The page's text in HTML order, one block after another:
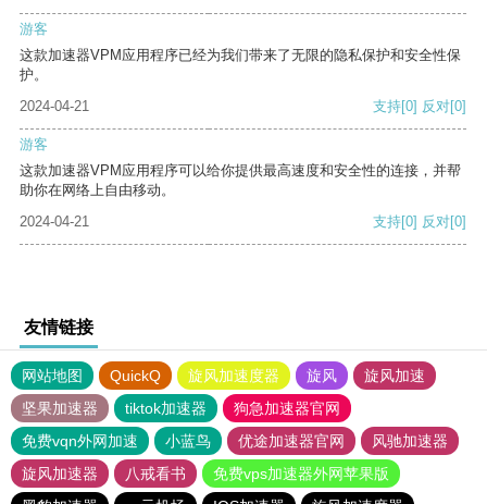
游客
这款加速器VPM应用程序已经为我们带来了无限的隐私保护和安全性保
护。
2024-04-21
支持[0] 反对[0]
游客
这款加速器VPM应用程序可以给你提供最高速度和安全性的连接，并帮
助你在网络上自由移动。
2024-04-21
支持[0] 反对[0]
友情链接
网站地图 QuickQ 旋风加速度器 旋风
旋风加速
坚果加速器
tiktok加速器
狗急加速器官网
免费vqn外网加速
小蓝鸟 优途加速器官网
风驰加速器
旋风加速器
八戒看书
免费vps加速器外网苹果版